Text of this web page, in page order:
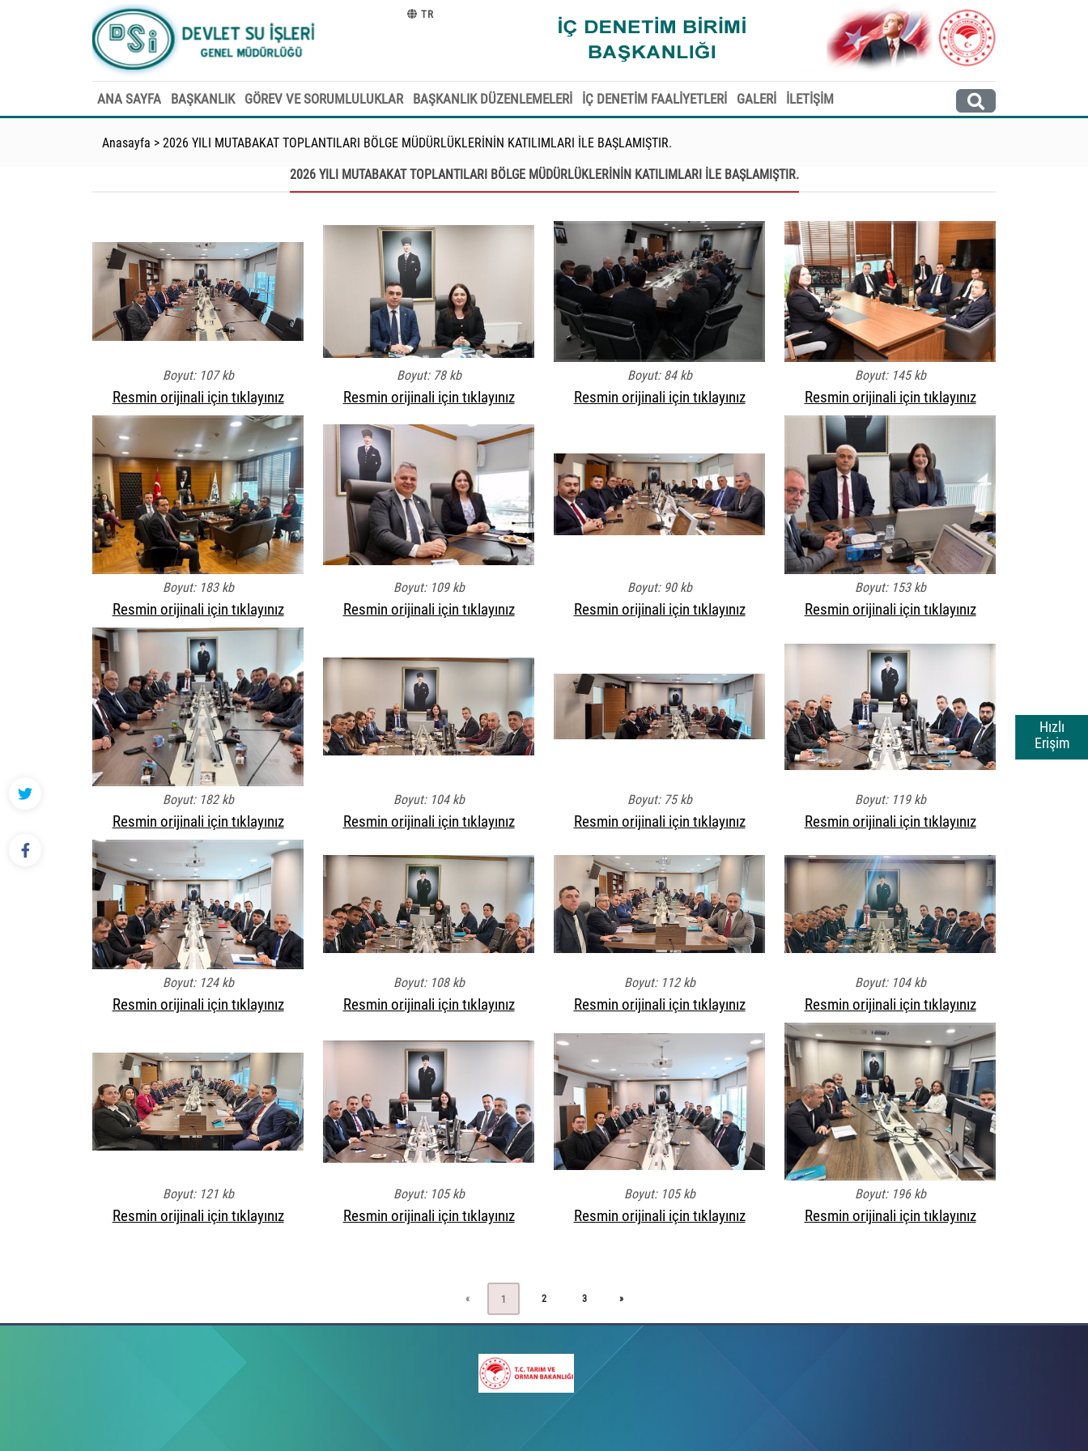
Hızlı
Erişim
TR
ANA SAYFA BAŞKANLIK GÖREV VE SORUMLULUKLAR BAŞKANLIK DÜZENLEMELERİ İÇ DENETİM FAALİYETLERİ GALERİ İLETİŞİM
Anasayfa > 2026 YILI MUTABAKAT TOPLANTILARI BÖLGE MÜDÜRLÜKLERİNİN KATILIMLARI İLE BAŞLAMIŞTIR.
2026 YILI MUTABAKAT TOPLANTILARI BÖLGE MÜDÜRLÜKLERİNİN KATILIMLARI İLE BAŞLAMIŞTIR.
Boyut: 107 kb
Resmin orijinali için tıklayınız
Boyut: 78 kb
Resmin orijinali için tıklayınız
Boyut: 84 kb
Resmin orijinali için tıklayınız
Boyut: 145 kb
Resmin orijinali için tıklayınız
Boyut: 183 kb
Resmin orijinali için tıklayınız
Boyut: 109 kb
Resmin orijinali için tıklayınız
Boyut: 90 kb
Resmin orijinali için tıklayınız
Boyut: 153 kb
Resmin orijinali için tıklayınız
Boyut: 182 kb
Resmin orijinali için tıklayınız
Boyut: 104 kb
Resmin orijinali için tıklayınız
Boyut: 75 kb
Resmin orijinali için tıklayınız
Boyut: 119 kb
Resmin orijinali için tıklayınız
Boyut: 124 kb
Resmin orijinali için tıklayınız
Boyut: 108 kb
Resmin orijinali için tıklayınız
Boyut: 112 kb
Resmin orijinali için tıklayınız
Boyut: 104 kb
Resmin orijinali için tıklayınız
Boyut: 121 kb
Resmin orijinali için tıklayınız
Boyut: 105 kb
Resmin orijinali için tıklayınız
Boyut: 105 kb
Resmin orijinali için tıklayınız
Boyut: 196 kb
Resmin orijinali için tıklayınız
« 1 2 3 »